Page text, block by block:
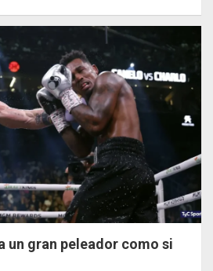
un gran peleador como si